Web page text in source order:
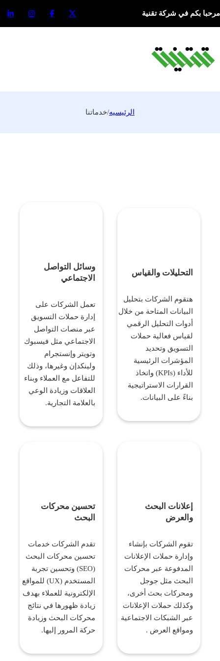
مرحبا بكم في شركة تقنية
الرئيسيه/خدماتنا
التحليلات والقياس
هتقوم الشركات بتحليل
البيانات المتاحة من خلال
أدوات التحليل الرقمي
لقياس فعالية حملات
التسويق وتحديد
المؤشرات الرئيسية
للأداء (KPIs) واتخاذ
القرارات الاستراتيجية
بناءً على البيانات.
وسائل التواصل
الاجتماعي
تعمل الشركات على
إدارة حملات التسويق
عبر منصات التواصل
الاجتماعي مثل فيسبوك
وتويتر وإنستجرام
ولينكدإن وغيرها، وذلك
للتفاعل مع العملاء وبناء
العلاقات وزيادة الوعي
بالعلامة التجارية.
إعلانات البحث
والعرض
تقوم الشركات بإنشاء
وإدارة حملات الإعلانات
المدفوعة عبر محركات
البحث مثل جوجل
ومحركات بحث أخرى،
وكذلك حملات الإعلانات
عبر الشبكات الاجتماعية
ومواقع العرض .
تحسين محركات
البحث
تقدم الشركات خدمات
تحسين محركات البحث
(SEO) وتحسين تجربة
المستخدم (UX) للمواقع
الإلكترونية للعملاء بهدف
زيادة ظهورها في نتائج
محركات البحث وزيادة
حركة المرور إليها.